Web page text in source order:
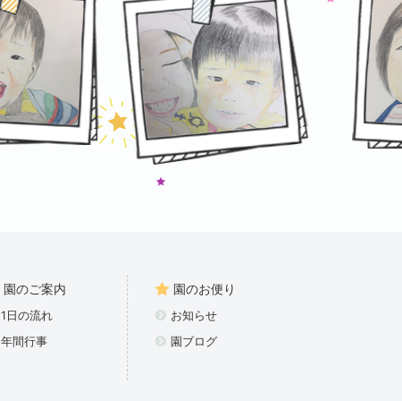
園のご案内
1日の流れ
年間行事
園のお便り
お知らせ
園ブログ